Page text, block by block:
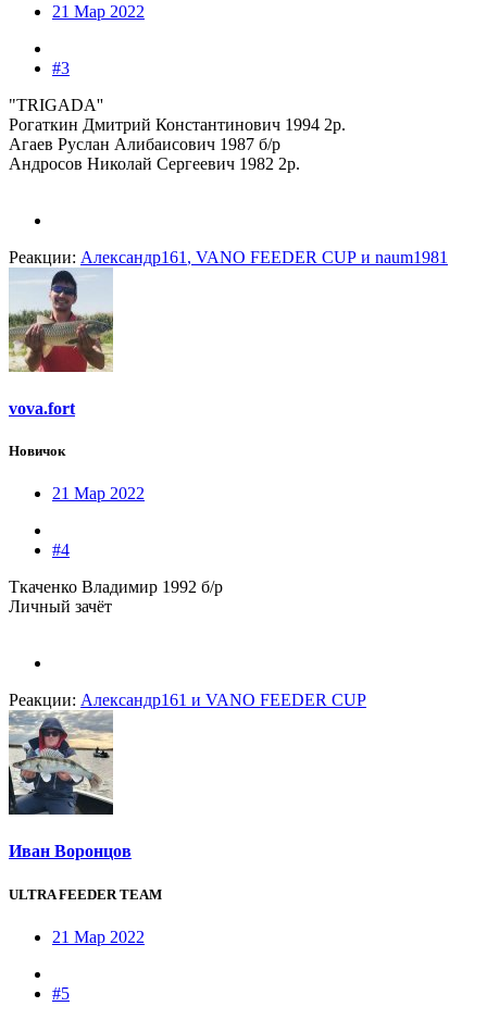
21 Мар 2022
#3
"TRIGADA''
Рогаткин Дмитрий Константинович 1994 2р.
Агаев Руслан Алибаисович 1987 б/р
Андросов Николай Сергеевич 1982 2р.
Реакции: Александр161 , VANO FEEDER CUP и naum1981
vova.fort
Новичок
21 Мар 2022
#4
Ткаченко Владимир 1992 б/р
Личный зачёт
Реакции: Александр161 и VANO FEEDER CUP
Иван Воронцов
ULTRA FEEDER TEAM
21 Мар 2022
#5